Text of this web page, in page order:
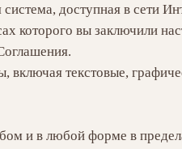
доступная в сети
которого вы заключили
текстовые,
и в любой форме в